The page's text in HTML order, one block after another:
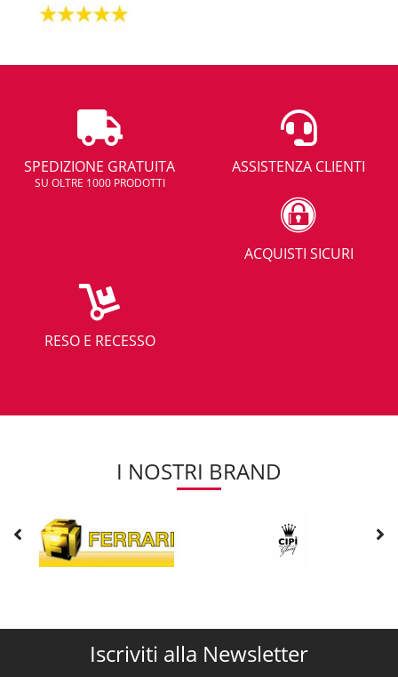
SPEDIZIONE GRATUITA
SU OLTRE 1000 PRODOTTI
ASSISTENZA CLIENTI
ACQUISTI SICURI
RESO E RECESSO
I NOSTRI BRAND
Iscriviti alla Newsletter